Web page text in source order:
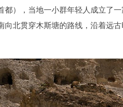
），当地一小群年轻人成立了
北贯穿木斯塘的路线，沿着远